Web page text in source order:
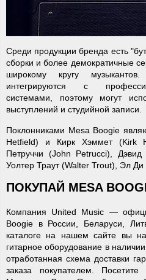
Среди продукции бренда есть
сборки и более демократичные
широкому кругу
интегрируются с
системами, поэтому могут
выступлений и студийной записи.
Поклонниками Mesa Boogie
Hetfield) и Кирк Хэммет (Kirk
Петруччи (John Petrucci),
Уолтер Траут (Walter Trout), Эл
ПОКУПАЙ MESA
Компания United Music —
Boogie в России, Беларуси,
каталоге на нашем сайте вы
гитарное оборудование в
отработанная схема доставки
заказа покупателем.